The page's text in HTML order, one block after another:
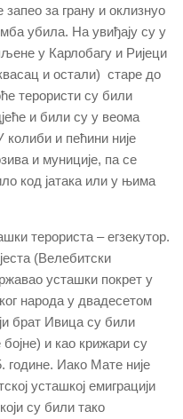
за грану и оклизнуо
убила. На увиђају су у
у Карлобагу и Ријеци
и остали) старе до
терористи су били
и били су у веома
колиби и пећини није
и муниције, па се
код јатака или у њима
терориста – егзекутор.
(Велебитски
усташки покрет у
народа у двадесетом
брат Ивица су били
и као крижари су
године. Иако Мате није
усташкој емиграцији
су били тако